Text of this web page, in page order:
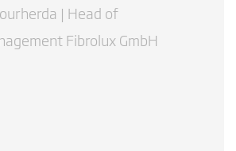
| Head of
Fibrolux GmbH